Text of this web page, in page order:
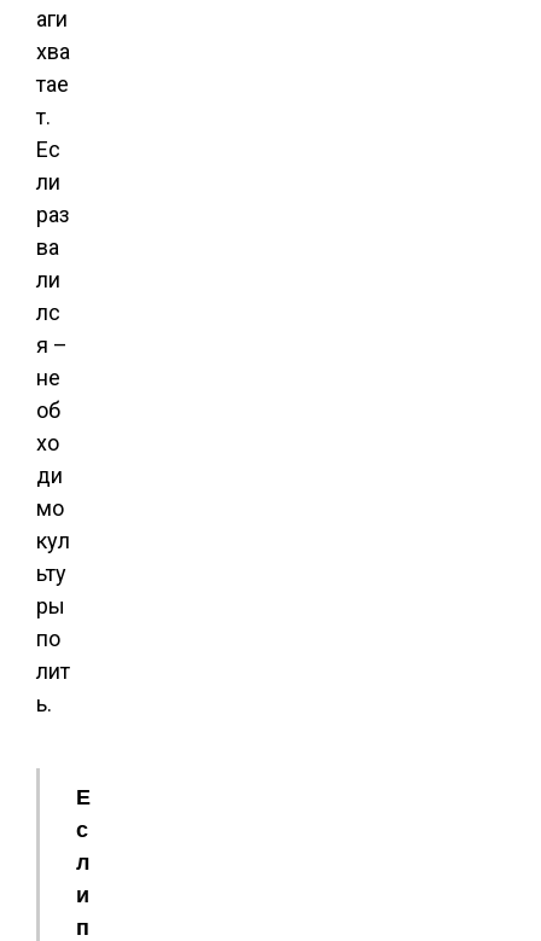
аги
хва
тае
т.
Ес
ли
раз
ва
ли
лс
я –
не
об
хо
ди
мо
кул
ьту
ры
по
лит
ь.
Е
с
л
и
п